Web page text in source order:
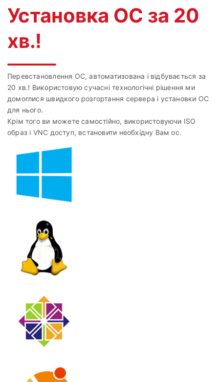
Установка ОС за 20
хв.!
Перевстановлення ОС, автоматизована і відбувається за
20 хв.! Використовую сучасні технологічні рішення ми
домоглися швидкого розгортання сервера і установки ОС
для нього.
Крім того ви можете самостійно, використовуючи ISO
образ і VNC доступ, встановити необхідну Вам ос.